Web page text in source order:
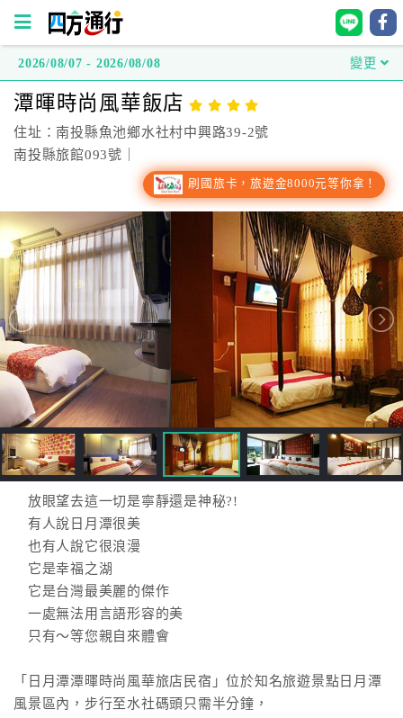
方
通
行
台
房
直
接
跟
飯
店
訂
房
HOT
特
民
2026/08/07 - 2026/08/08 變更
潭暉時尚風華飯店
住址：南投縣魚池鄉水社村中興路39-2號
南投縣旅館093號｜
刷國旅卡，旅遊金8000元等你拿！
放眼望去這一切是寧靜還是神秘?!
有人說日月潭很美
也有人說它很浪漫
它是幸福之湖
它是台灣最美麗的傑作
一處無法用言語形容的美
只有～等您親自來體會
「日月潭潭暉時尚風華旅店民宿」位於知名旅遊景點日月潭
風景區內，步行至水社碼頭只需半分鐘，